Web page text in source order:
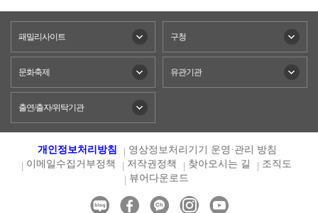
패밀리사이트 구청
문화축제 유관기관
출연/출자/위탁기관
개인정보처리방침
영상정보처리기기 운영·관리 방침
이메일수집거부정책
저작권정책 찾아오시는 길
조직도
뷰어다운로드